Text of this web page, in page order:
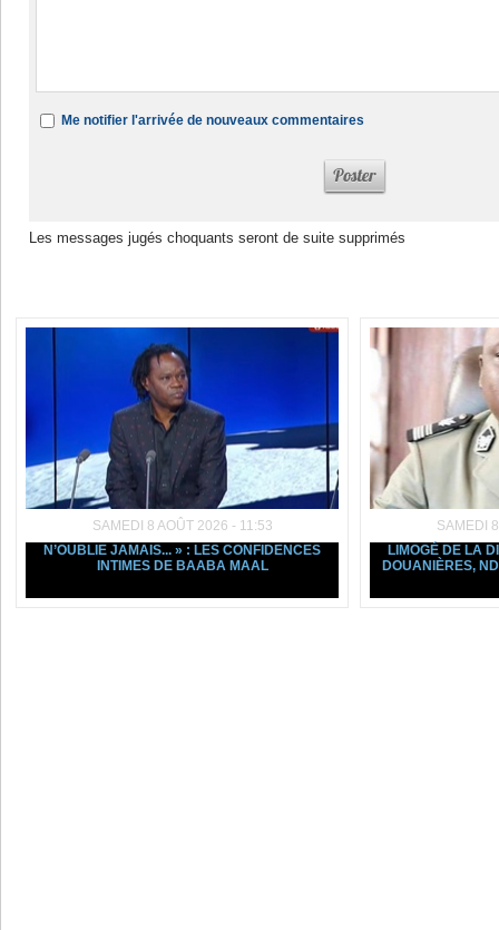
Me notifier l'arrivée de nouveaux commentaires
Les messages jugés choquants seront de suite supprimés
SAMEDI 8 AOÛT 2026 - 11:53
N’OUBLIE JAMAIS... » : LES CONFIDENCES
INTIMES DE BAABA MAAL
SAMEDI
LIMOGÉ DE LA
DOUANIÈRES,